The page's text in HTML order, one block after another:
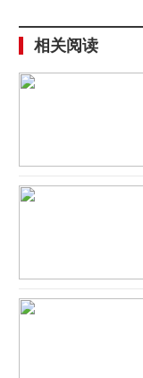
相关阅读